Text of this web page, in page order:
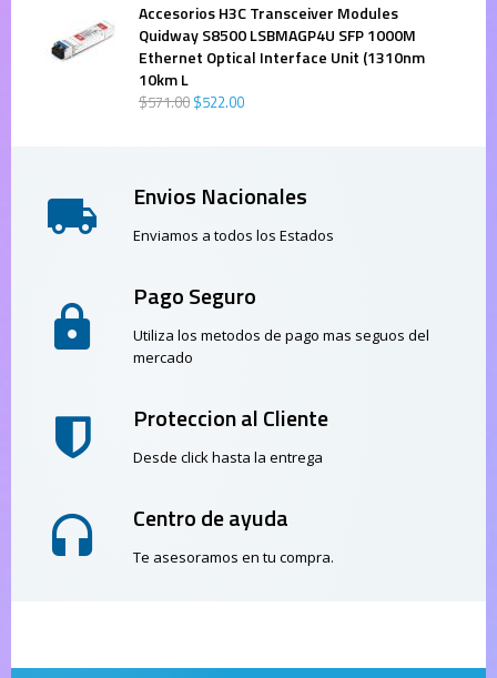
Accesorios H3C Transceiver Modules
Quidway S8500 LSBMAGP4U SFP 1000M
Ethernet Optical Interface Unit (1310nm
10km L
$571.00 $522.00
Envios Nacionales
Enviamos a todos los Estados
Pago Seguro
Utiliza los metodos de pago mas seguos del
mercado
Proteccion al Cliente
Desde click hasta la entrega
Centro de ayuda
Te asesoramos en tu compra.